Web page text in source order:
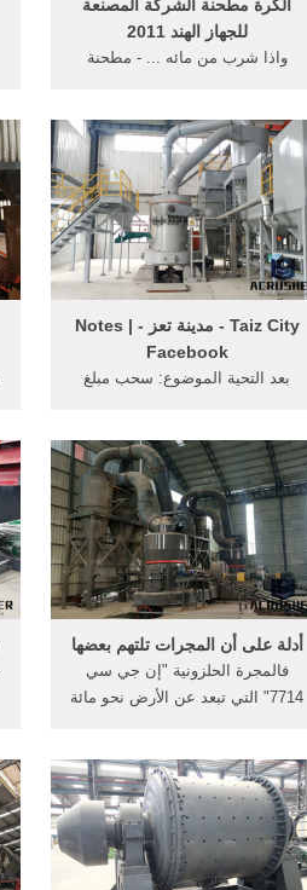
الكرة مطحنة الشركة المصنعة
للجهاز الهند 2011
واذا شرب من مائه ... - مطحنة
‫Taiz City - مدينة تعز - Notes |
Facebook‬
بعد التحية الموضوع: سحب مبلغ
...
أدلة على أن المجرات تلتهم بعضها
فالمجرة الحلزونية "إن جي سي
7714" التي تبعد عن الأرض نحو مائة